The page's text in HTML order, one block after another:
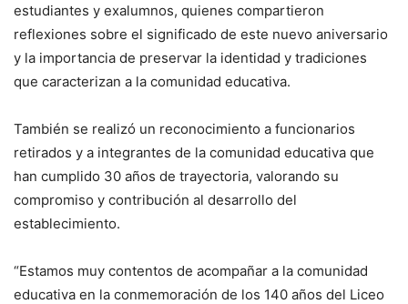
estudiantes y exalumnos, quienes compartieron
reflexiones sobre el significado de este nuevo aniversario
y la importancia de preservar la identidad y tradiciones
que caracterizan a la comunidad educativa.
También se realizó un reconocimiento a funcionarios
retirados y a integrantes de la comunidad educativa que
han cumplido 30 años de trayectoria, valorando su
compromiso y contribución al desarrollo del
establecimiento.
“Estamos muy contentos de acompañar a la comunidad
educativa en la conmemoración de los 140 años del Liceo